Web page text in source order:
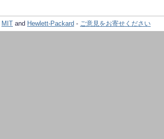
MIT and Hewlett-Packard - ご意見をお寄せください